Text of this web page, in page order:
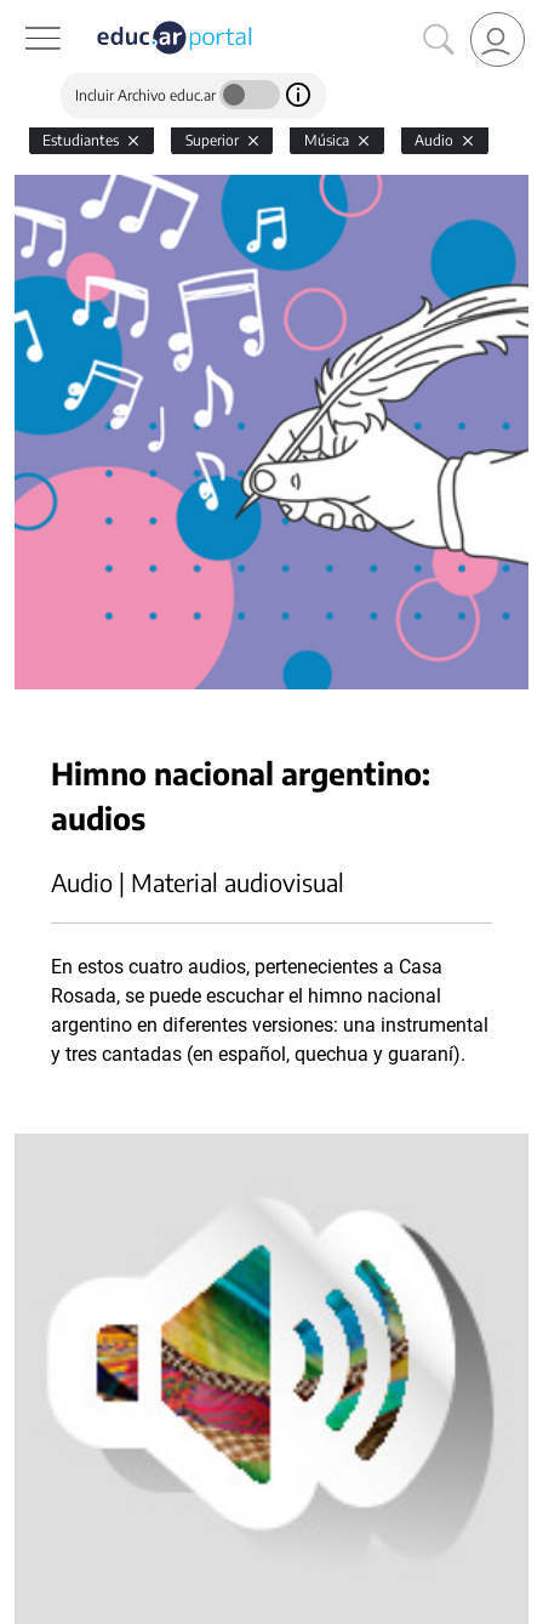
Incluir Archivo educ.ar
Estudiantes Superior Música Audio
Himno nacional argentino:
audios
Audio | Material audiovisual
En estos cuatro audios, pertenecientes a Casa
Rosada, se puede escuchar el himno nacional
argentino en diferentes versiones: una instrumental
y tres cantadas (en español, quechua y guaraní).